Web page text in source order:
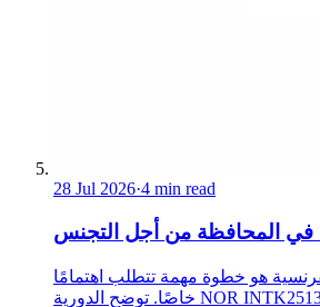
28 Jul 2026·4 min read
في المحافظة من أجل التجنس
هو خطوة مهمة تتطلب اهتمامًا
خاصًا. توضح الدورية NOR INTK2513256J بتاريخ 2 مايو 2025